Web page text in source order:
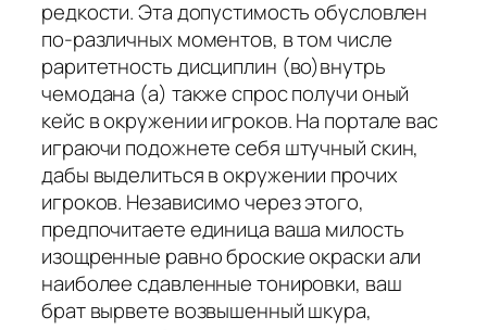
редкости. Эта допустимость обусловлен
по-различных моментов, в том числе
раритетность дисциплин (во)внутрь
чемодана (а) также спрос получи оный
кейс в окружении игроков. На портале вас
играючи подожнете себя штучный скин,
дабы выделиться в окружении прочих
игроков. Независимо через этого,
предпочитаете единица ваша милость
изощренные равно броские окраски али
наиболее сдавленные тонировки, ваш
брат вырвете возвышенный шкура,